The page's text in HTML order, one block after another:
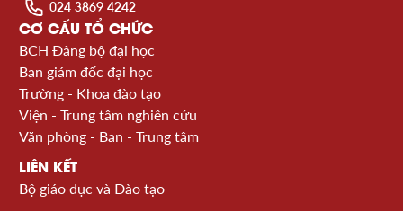
024 3869 4242
CƠ CẤU TỔ CHỨC
BCH Đảng bộ đại học
Ban giám đốc đại học
Trường - Khoa đào tạo
Viện - Trung tâm nghiên cứu
Văn phòng - Ban - Trung tâm
LIÊN KẾT
Bộ giáo dục và Đào tạo